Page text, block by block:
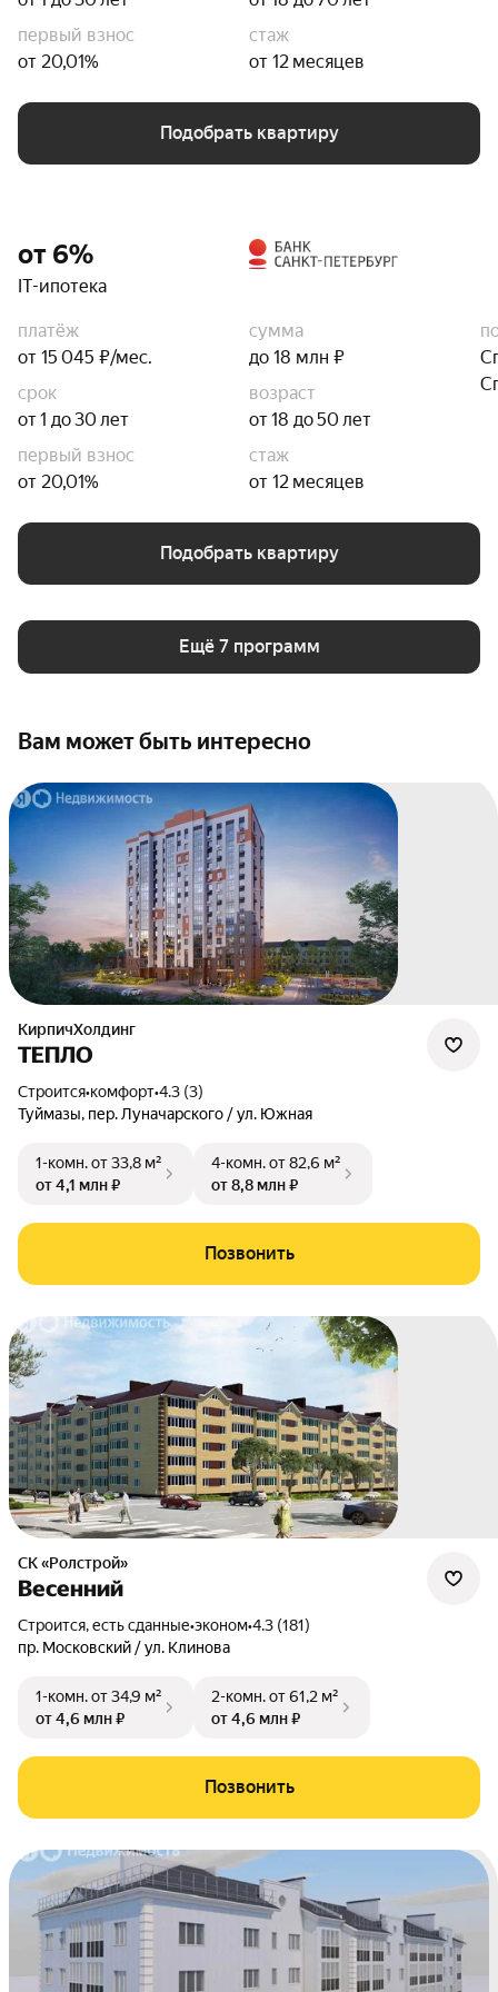
первый взнос
от 20,01%
стаж
от 12 месяцев
Подобрать квартиру
от 6%
IT-ипотека
платёж
от 15 045 ₽/мес.
сумма
до 18 млн ₽
срок
от 1 до 30 лет
возраст
от 18 до 50 лет
первый взнос
от 20,01%
стаж
от 12 месяцев
Подобрать квартиру
Ещё 7 программ
Вам может быть интересно
КирпичХолдинг
ТЕПЛО
Строится•комфорт•4.3 (3)
Туймазы, пер. Луначарского / ул. Южная
1-комн.от 33,8 м²
от 4,1 млн ₽
4-комн.от 82,6 м²
от 8,8 млн ₽
Позвонить
СК «Ролстрой»
Весенний
Строится, есть сданные•эконом•4.3 (181)
пр. Московский / ул. Клинова
1-комн.от 34,9 м²
от 4,6 млн ₽
2-комн.от 61,2 м²
от 4,6 млн ₽
Позвонить